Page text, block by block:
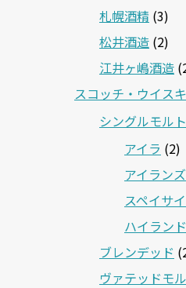
札幌酒精 (3)
松井酒造 (2)
江井ヶ嶋酒造
スコッチ・ウイス
シングルモルト
アイラ (2)
アイランズ
スペイサ
ハイランド
ブレンデッド
ヴァテッドモ